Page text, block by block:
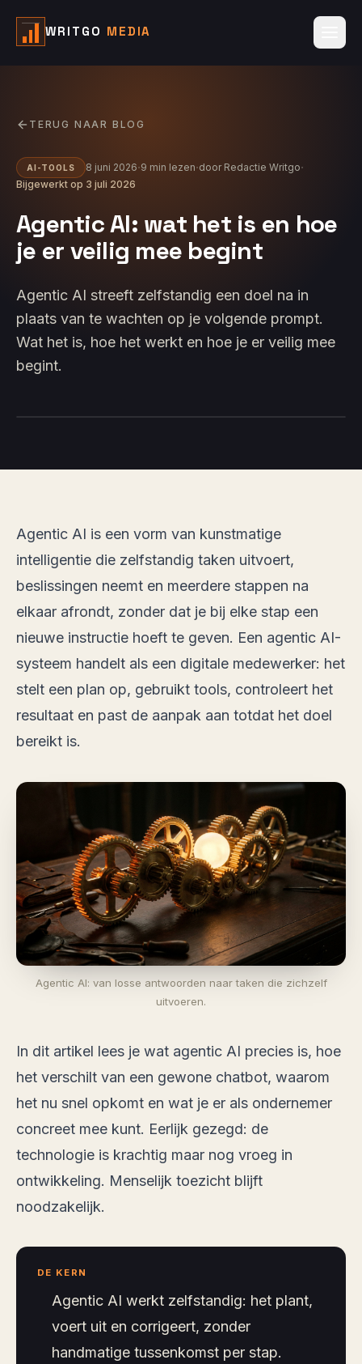
WRITGO MEDIA
TERUG NAAR BLOG
AI-TOOLS 8 juni 2026·9 min lezen·door Redactie Writgo·
Bijgewerkt op 3 juli 2026
Agentic AI: wat het is en hoe
je er veilig mee begint
Agentic AI streeft zelfstandig een doel na in
plaats van te wachten op je volgende prompt.
Wat het is, hoe het werkt en hoe je er veilig mee
begint.
Agentic AI is een vorm van kunstmatige
intelligentie die zelfstandig taken uitvoert,
beslissingen neemt en meerdere stappen na
elkaar afrondt, zonder dat je bij elke stap een
nieuwe instructie hoeft te geven. Een agentic AI-
systeem handelt als een digitale medewerker: het
stelt een plan op, gebruikt tools, controleert het
resultaat en past de aanpak aan totdat het doel
bereikt is.
Agentic AI: van losse antwoorden naar taken die zichzelf
uitvoeren.
In dit artikel lees je wat agentic AI precies is, hoe
het verschilt van een gewone chatbot, waarom
het nu snel opkomt en wat je er als ondernemer
concreet mee kunt. Eerlijk gezegd: de
technologie is krachtig maar nog vroeg in
ontwikkeling. Menselijk toezicht blijft
noodzakelijk.
DE KERN
Agentic AI werkt zelfstandig: het plant,
voert uit en corrigeert, zonder
handmatige tussenkomst per stap.